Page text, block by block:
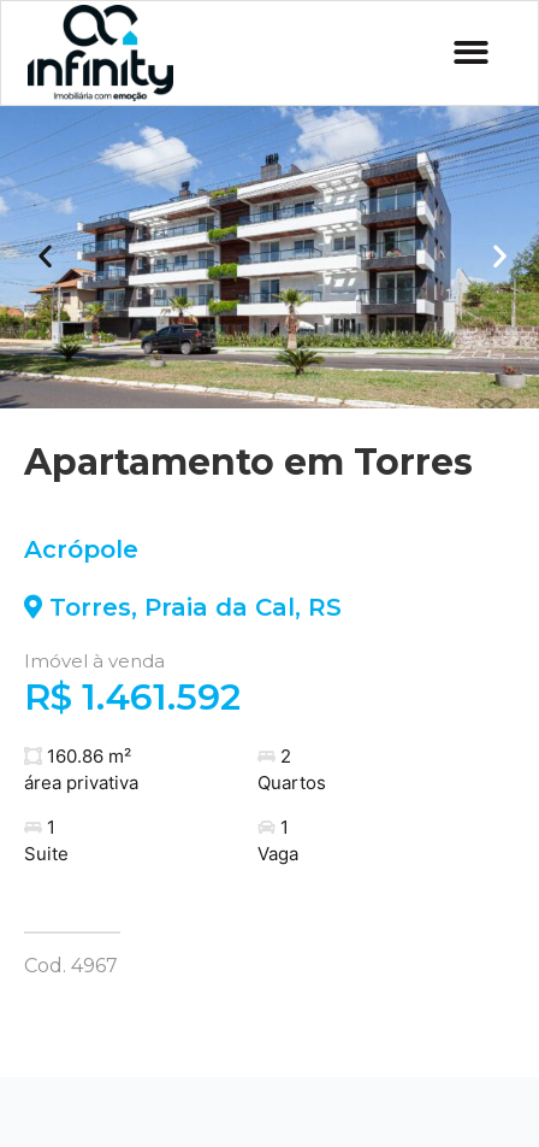
Apartamento em Torres
Acrópole
Torres, Praia da Cal, RS
Imóvel à venda
R$ 1.461.592
160.86 m²
área privativa
2
Quartos
1
Suite
1
Vaga
Cod. 4967